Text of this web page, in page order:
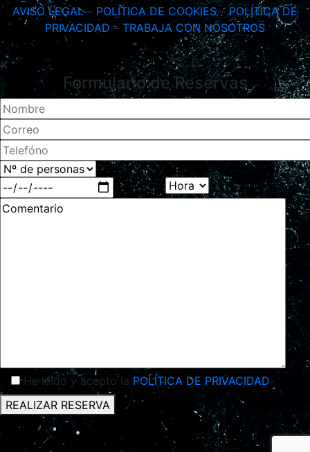
AVISO LEGAL – POLÍTICA DE COOKIES – POLÍTICA DE
PRIVACIDAD – TRABAJA CON NOSOTROS
Formulario de Reservas
He leído y acepto la POLÍTICA DE PRIVACIDAD
REALIZAR RESERVA